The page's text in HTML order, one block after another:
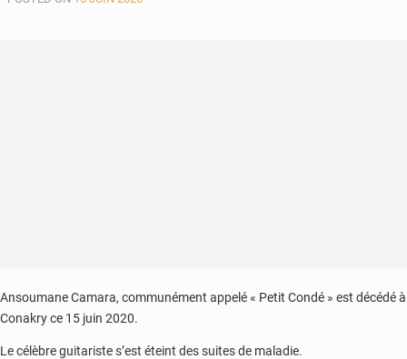
Ansoumane Camara, communément appelé « Petit Condé » est décédé à
Conakry ce 15 juin 2020.
Le célèbre guitariste s’est éteint des suites de maladie.